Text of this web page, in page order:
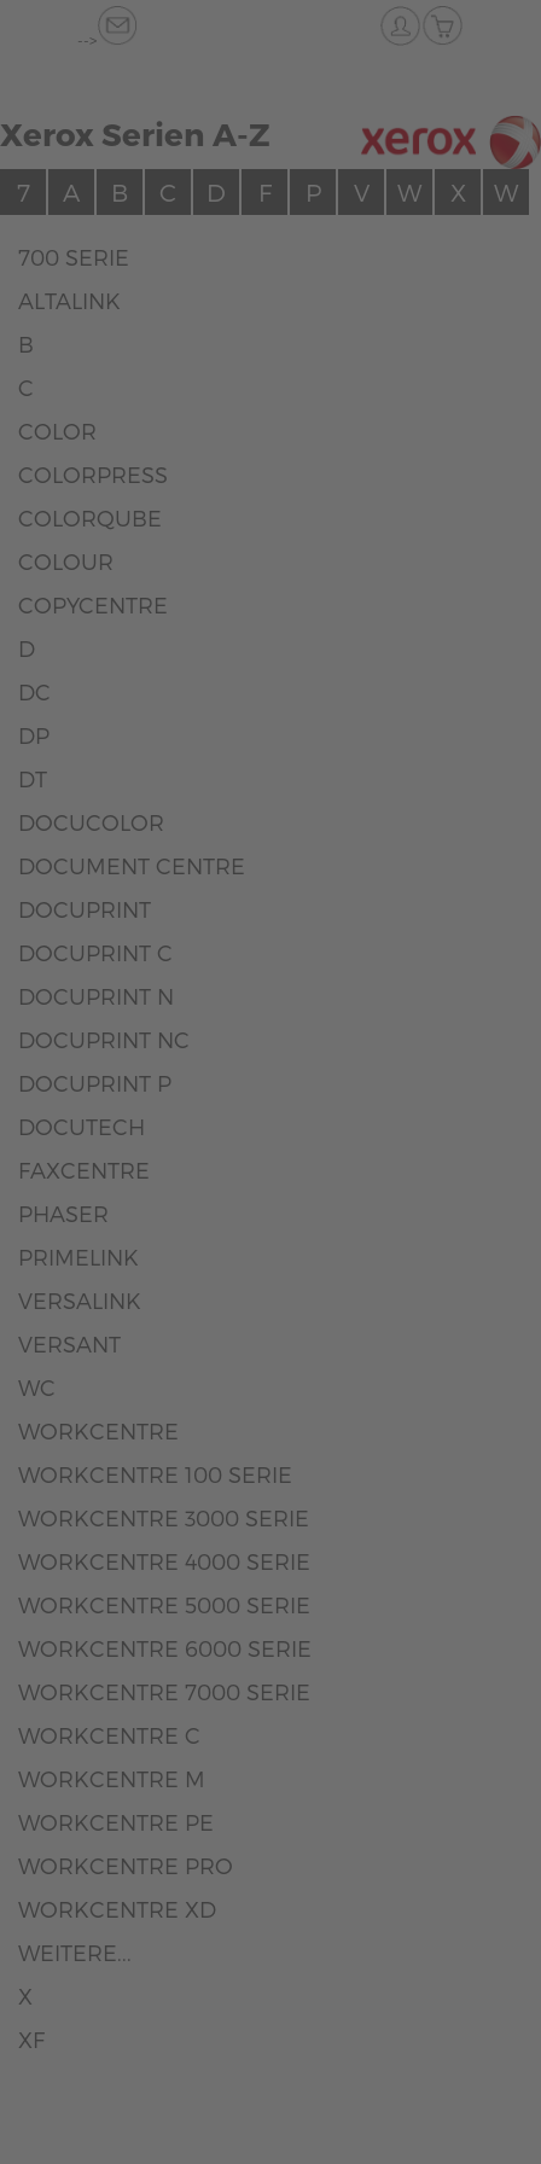
-->
Xerox Serien A-Z
7 A B C D F P V W X W
700 SERIE
ALTALINK
B
C
COLOR
COLORPRESS
COLORQUBE
COLOUR
COPYCENTRE
D
DC
DP
DT
DOCUCOLOR
DOCUMENT CENTRE
DOCUPRINT
DOCUPRINT C
DOCUPRINT N
DOCUPRINT NC
DOCUPRINT P
DOCUTECH
FAXCENTRE
PHASER
PRIMELINK
VERSALINK
VERSANT
WC
WORKCENTRE
WORKCENTRE 100 SERIE
WORKCENTRE 3000 SERIE
WORKCENTRE 4000 SERIE
WORKCENTRE 5000 SERIE
WORKCENTRE 6000 SERIE
WORKCENTRE 7000 SERIE
WORKCENTRE C
WORKCENTRE M
WORKCENTRE PE
WORKCENTRE PRO
WORKCENTRE XD
WEITERE...
X
XF